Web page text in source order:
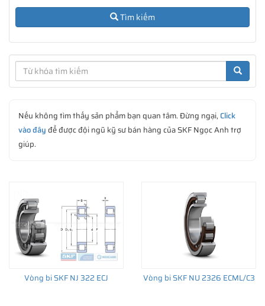
Tìm kiếm
Nếu không tìm thấy sản phẩm bạn quan tâm. Đừng ngại, Click
vào đâyđể được đội ngũ kỹ sư bán hàng của SKF Ngọc Anh trợ
giúp.
Vòng bi SKF NJ 322 ECJ Vòng bi SKF NU 2326 ECML/C3